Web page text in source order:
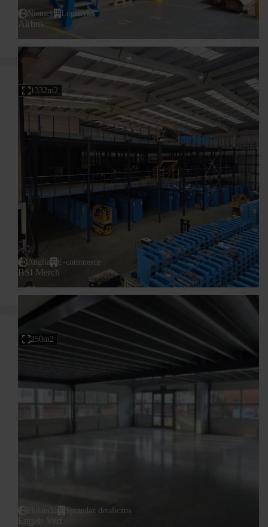
Niemcy Logistyka
Airbus
1332m2
Anglia E-commerce
BSI Merch
250m2
Holandia Sprzedaż detaliczna
Engels Verf